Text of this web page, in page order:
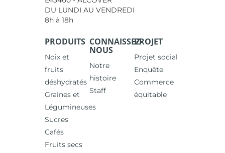
DU LUNDI AU VENDREDI
8h à 18h
PRODUITS
Noix et
fruits
déshydratés
Graines et
Légumineuses
Sucres
Cafés
Fruits secs
CONNAISSEZ-
NOUS
Notre
histoire
Staff
PROJET
Projet social
Enquête
Commerce
équitable